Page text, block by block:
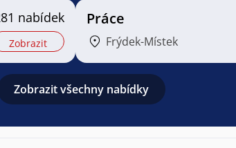
nabídek
Zobrazit
Práce
Frýdek-Místek
Zobrazit všechny nabídky